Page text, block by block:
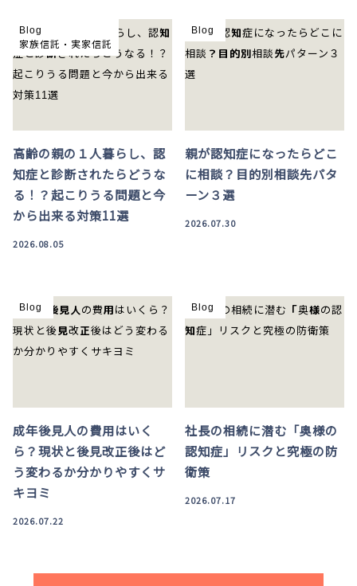
高齢の親の１人暮らし、認
知症と診断されたらどうな
る！？起こりうる問題と今
から出来る対策11選
2026.08.05
Blog
家族信託・実家信託
親が認知症になったらどこ
に相談？目的別相談先パタ
ーン３選
2026.07.30
Blog
成年後見人の費用はいく
ら？現状と後見改正後はど
う変わるか分かりやすくサ
キヨミ
2026.07.22
Blog
社長の相続に潜む「奥様の
認知症」リスクと究極の防
衛策
2026.07.17
Blog